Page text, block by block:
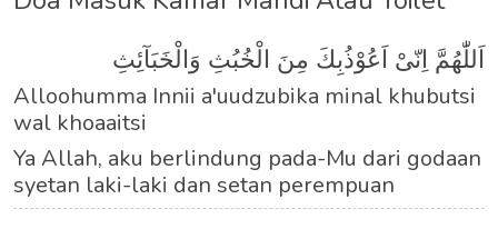
اَللّٰهُمَّ اِنّىْ اَعُوْذُبِكَ مِنَ الْخُبُثِ وَالْخَبَآئِثِ
Alloohumma Innii a'uudzubika minal khubutsi
wal khoaaitsi
Ya Allah, aku berlindung pada-Mu dari godaan
syetan laki-laki dan setan perempuan